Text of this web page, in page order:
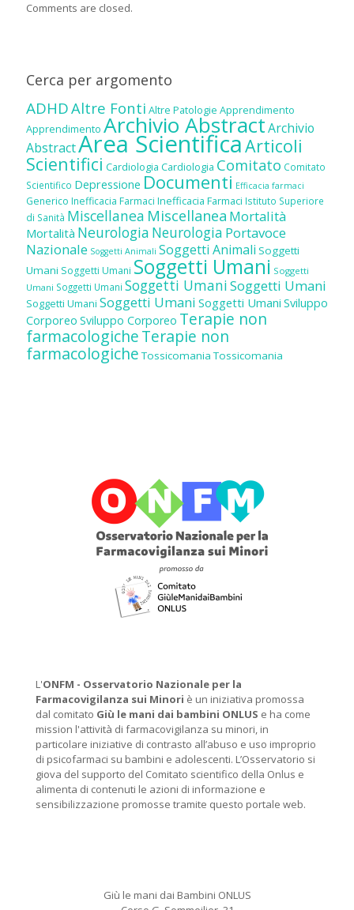
Comments are closed.
Cerca per argomento
ADHDAltre Fonti Altre Patologie Apprendimento
Apprendimento Archivio AbstractArchivio
AbstractArea ScientificaArticoli
Scientifici Cardiologia Cardiologia Comitato Comitato
Scientifico Depressione Documenti Efficacia farmaci
Generico Inefficacia Farmaci Inefficacia Farmaci Istituto Superiore
di Sanità Miscellanea Miscellanea Mortalità
Mortalità Neurologia Neurologia Portavoce
Nazionale Soggetti Animali Soggetti Animali Soggetti
Umani Soggetti Umani Soggetti Umani Soggetti
Umani Soggetti Umani Soggetti UmaniSoggetti Umani
Soggetti Umani Soggetti Umani Soggetti Umani Sviluppo
Corporeo Sviluppo Corporeo Terapie non
farmacologicheTerapie non
farmacologiche Tossicomania Tossicomania
L'ONFM - Osservatorio Nazionale per la
Farmacovigilanza sui Minori è un iniziativa promossa
dal comitato Giù le mani dai bambini ONLUS e ha come
mission l'attività di farmacovigilanza su minori, in
particolare iniziative di contrasto all’abuso e uso improprio
di psicofarmaci su bambini e adolescenti. L’Osservatorio si
giova del supporto del Comitato scientifico della Onlus e
alimenta di contenuti le azioni di informazione e
sensibilizzazione promosse tramite questo portale web.
Giù le mani dai Bambini ONLUS